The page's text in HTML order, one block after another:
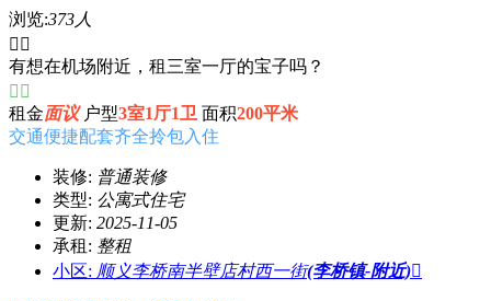
浏览:373人
 
有想在机场附近，租三室一厅的宝子吗？
 
租金面议 户型3室1厅1卫 面积200平米
交通便捷配套齐全拎包入住
装修: 普通装修
类型: 公寓式住宅
更新: 2025-11-05
承租: 整租
小区: 顺义李桥南半壁店村西一街(李桥镇-附近)